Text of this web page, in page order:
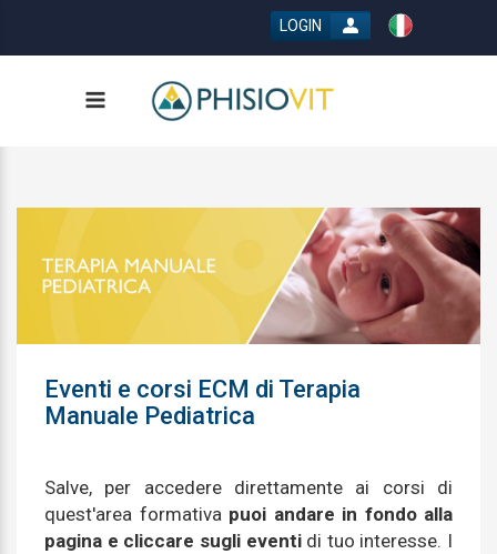
LOGIN
Eventi e corsi ECM di Terapia
Manuale Pediatrica
Salve, per accedere direttamente ai corsi di
quest'area formativa puoi andare in fondo alla
pagina e cliccare sugli eventi di tuo interesse. I